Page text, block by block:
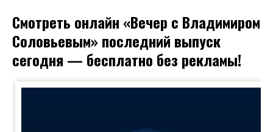
Смотреть онлайн «Вечер с Владимиром
Соловьевым» последний выпуск
сегодня — бесплатно без рекламы!